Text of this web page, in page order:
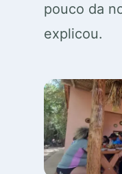
pouco da
explicou.